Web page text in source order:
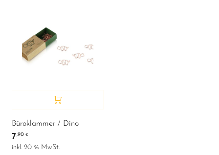
Büroklammer / Dino
7,90 €
inkl. 20 % MwSt.